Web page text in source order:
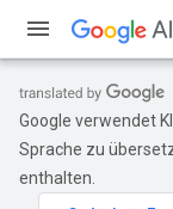
Google verwendet
Sprache zu
enthalten.